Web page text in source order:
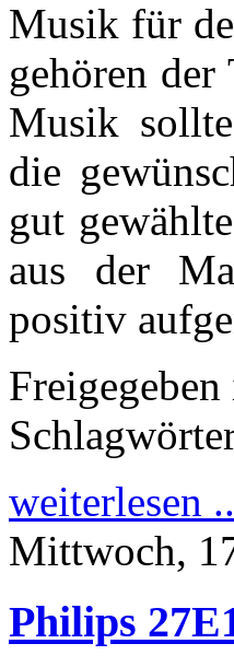
Musik für
gehören
Musik
die
gut
aus der
positiv
Freigegeben
weiterlesen
Mittwoch,
Philips